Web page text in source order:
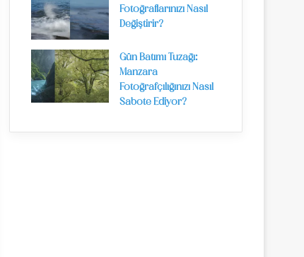
Fotoğraflarınızı Nasıl
Değiştirir?
Gün Batımı Tuzağı:
Manzara
Fotoğrafçılığınızı Nasıl
Sabote Ediyor?